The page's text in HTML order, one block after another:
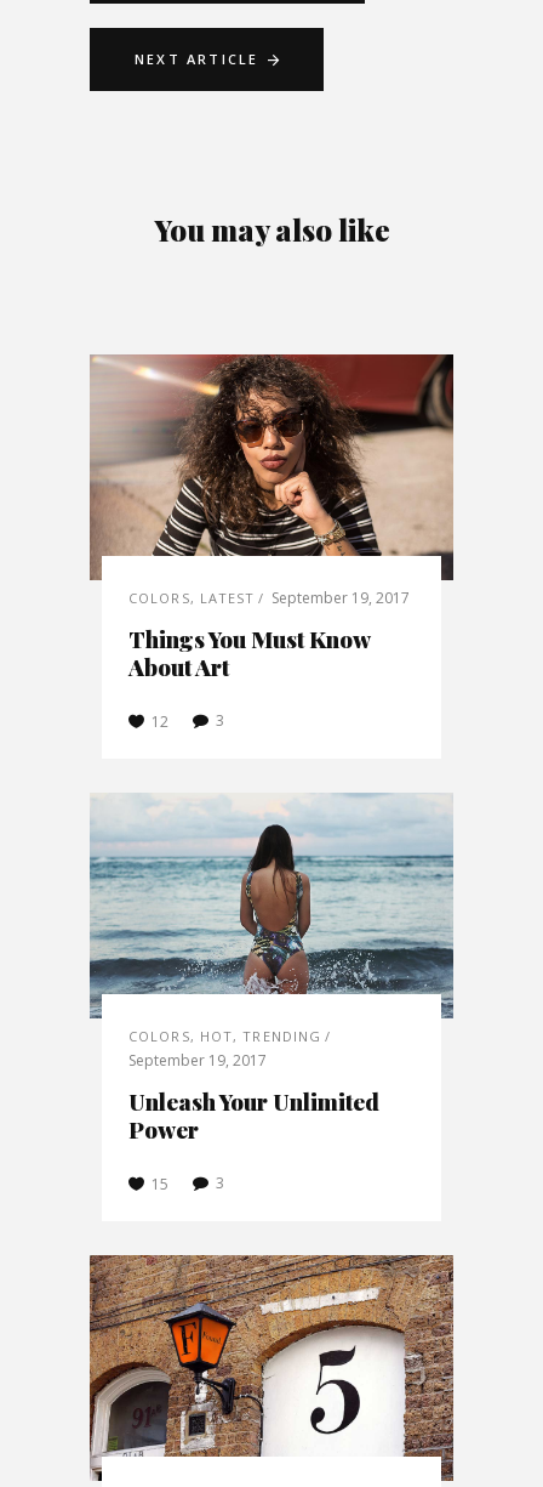
NEXT ARTICLE
You may also like
COLORS, LATEST September 19, 2017
Things You Must Know
About Art
12 3
COLORS, HOT,TRENDING
September 19, 2017
Unleash Your Unlimited
Power
15 3